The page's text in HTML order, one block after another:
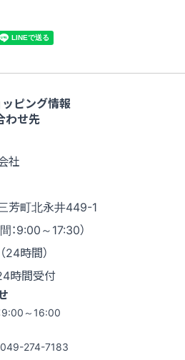
ピング情報
わせ先
社
町北永井449-1
：9:00～17:30）
24時間）
時間受付
9:00～16:00
049-274-7183